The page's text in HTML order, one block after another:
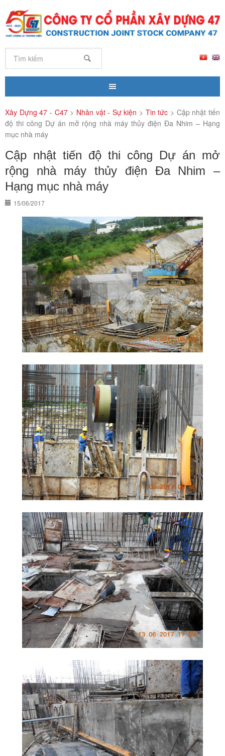
Xây Dựng 47 - C47> Nhân vật - Sự kiện > Tin tức > Cập nhật tiến
độ thi công Dự án mở rộng nhà máy thủy điện Đa Nhim – Hạng
mục nhà máy
Cập nhật tiến độ thi công Dự án mở
rộng nhà máy thủy điện Đa Nhim –
Hạng mục nhà máy
15/06/2017